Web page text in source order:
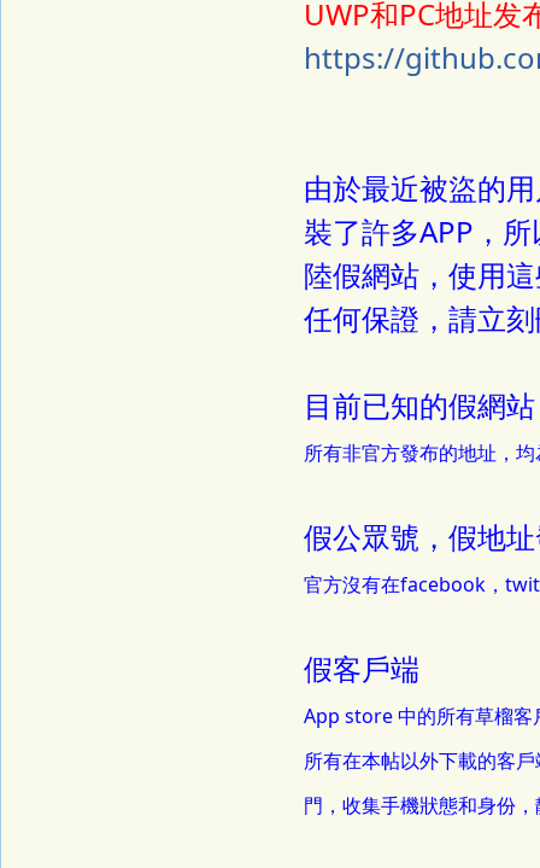
UWP和PC地址
https://
由於最近被盜的
裝了許多APP，
陸假網站，使用
任何保證，請立
目前已知的假網站
所有非官方發布的地址，
假公眾號，假地
官方沒有在facebook，
假客戶端
App store 中的所有草榴客
所有在本帖以外下載的客
門，收集手機狀態和身份